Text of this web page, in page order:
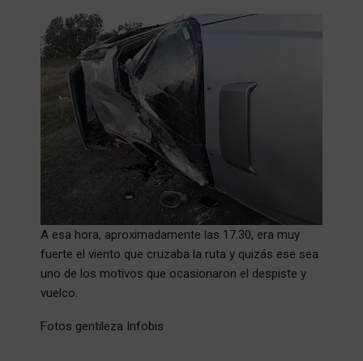
A esa hora, aproximadamente las 17.30, era muy
fuerte el viento que cruzaba la ruta y quizás ese sea
uno de los motivos que ocasionaron el despiste y
vuelco.
Fotos gentileza Infobis